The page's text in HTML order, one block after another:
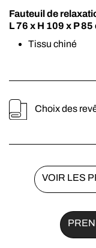
Fauteuil de
L 76 x H 109 x P 85
Tissu chiné
Choix des
VOIR LES